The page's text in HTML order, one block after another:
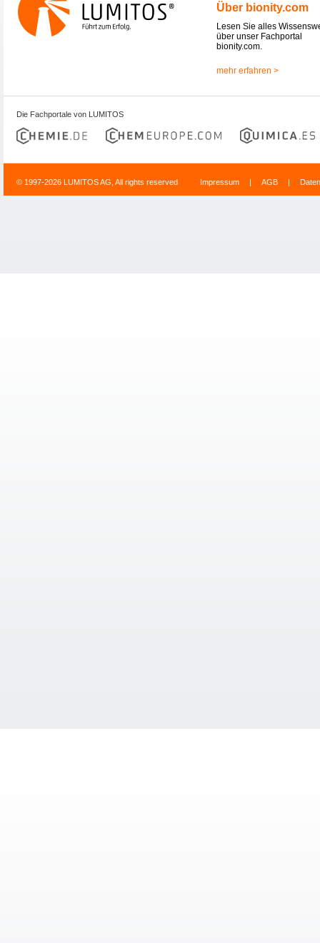
Über bionity.com
Lesen Sie alles
über unser Fachportal
bionity.com.
mehr erfahren >
Die Fachportale von LUMITOS
© 1997-2026 LUMITOS AG, All rights reserved Impressum | AGB |